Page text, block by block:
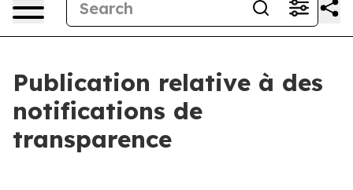
Publication relative à des
notifications de
transparence